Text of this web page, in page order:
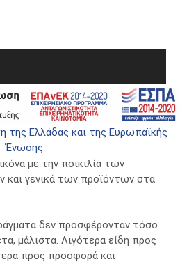
της Ελλάδας και της Ευρωπαϊκής
Ένωσης
έτος 1935
μανάβικα στις μέρες μας, μας
με την ποικιλία των
γενικά των προϊόντων στα
δεν προσφέρονταν τόσο
μάλιστα. Λιγότερα είδη προς
προς προσφορά και